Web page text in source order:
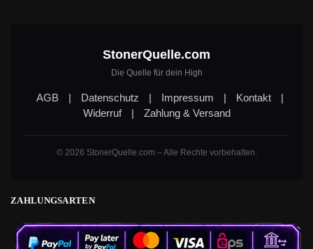
StonerQuelle.com
Die Quelle für dein High
AGB | Datenschutz | Impressum | Kontakt
|
Widerruf
| Zahlung & Versand
© 2026 StonerQuelle.com – Alle Rechte vorbehalten.
ZAHLUNGSARTEN